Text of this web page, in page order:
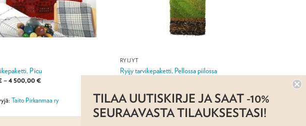
Picu
–4 500,00€Hintaluokka:
4
Taito Pirkanmaa ry
RYIJYT
Ryijy tarvikepaketti, Pellossa piilossa
-
1
450,00 €
Jälleenmyyjä: Taito Pirkanmaa ry
TILAA UUTISKIRJE JA SAAT -10%
SEURAAVASTA TILAUKSESTASI!